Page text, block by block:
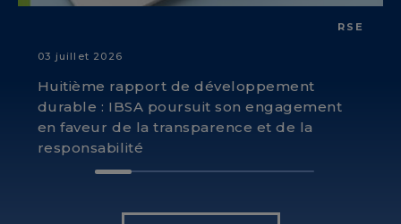
RSE
03 juillet 2026
Huitième rapport de développement
durable : IBSA poursuit son engagement
en faveur de la transparence et de la
responsabilité